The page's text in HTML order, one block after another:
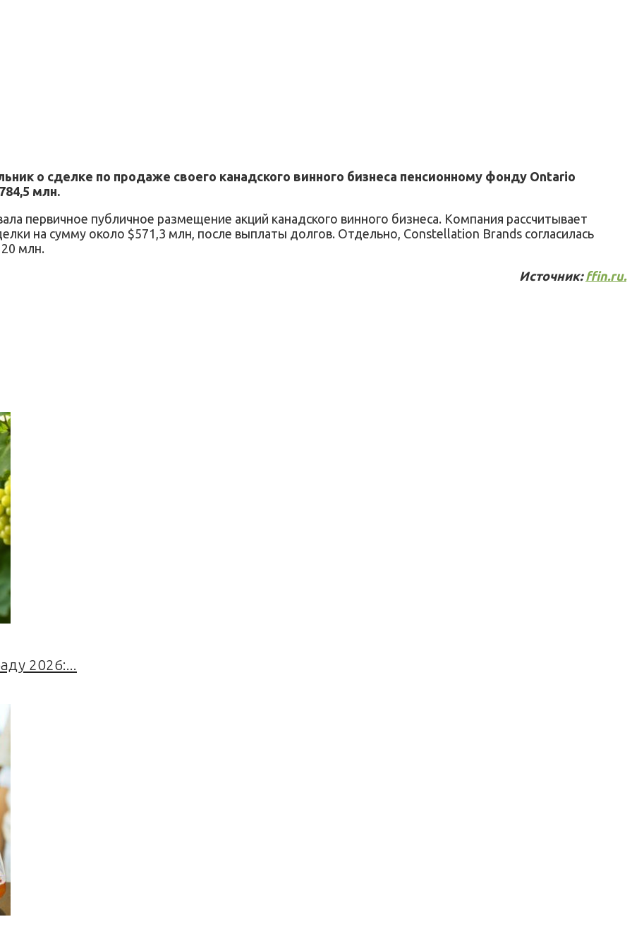
о сделке по продаже своего канадского винного бизнеса пенсионному фонду Ontario
млн.
первичное публичное размещение акций канадского винного бизнеса. Компания рассчитывает
на сумму около $571,3 млн, после выплаты долгов. Отдельно, Constellation Brands согласилась
млн.
Источник: ffin.ru.
2026:...